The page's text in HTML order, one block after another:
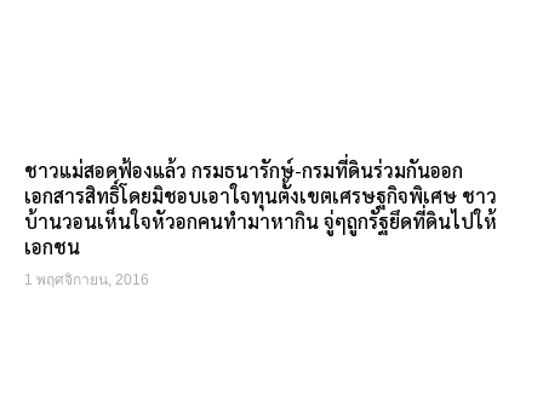
ชาวแม่สอดฟ้องแล้ว กรมธนารักษ์-กรมที่ดินร่วมกันออก
เอกสารสิทธิ์โดยมิชอบเอาใจทุนตั้งเขตเศรษฐกิจพิเศษ ชาว
บ้านวอนเห็นใจหัวอกคนทำมาหากิน จู่ๆถูกรัฐยึดที่ดินไปให้
เอกชน
1 พฤศจิกายน, 2016